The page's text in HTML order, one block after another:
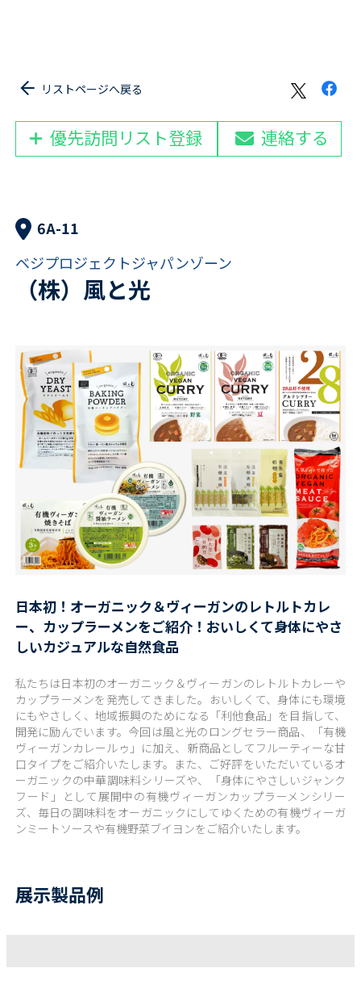
リストページへ戻る
優先訪問リスト登録 連絡する
6A-11
ベジプロジェクトジャパンゾーン
（株）風と光
日本初！オーガニック＆ヴィーガンのレトルトカレ
ー、カップラーメンをご紹介！おいしくて身体にやさ
しいカジュアルな自然食品
私たちは日本初のオーガニック＆ヴィーガンのレトルトカレーや
カップラーメンを発売してきました。おいしくて、身体にも環境
にもやさしく、地域振興のためになる「利他食品」を目指して、
開発に励んでいます。今回は風と光のロングセラー商品、「有機
ヴィーガンカレールゥ」に加え、新商品としてフルーティーな甘
口タイプをご紹介いたします。また、ご好評をいただいているオ
ーガニックの中華調味料シリーズや、「身体にやさしいジャンク
フード」として展開中の有機ヴィーガンカップラーメンシリー
ズ、毎日の調味料をオーガニックにしてゆくための有機ヴィーガ
ンミートソースや有機野菜ブイヨンをご紹介いたします。
展示製品例